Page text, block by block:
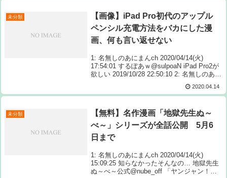
未分類
【画像】iPad Pro初代のアップル
ペンシル充電方法をバカにした漫
画、何も言い返せない
1: 名無しのあにまんch 2020/04/14(火)
17:54:01 するぽあｗ@sulpoaN iPad Pro2が
欲しい 2019/10/28 22:50:10 2: 名無しのあに
まんch 2020/04/14( Source: あ...
2020.04.14
未分類
【無料】名作漫画「地獄先生ぬ～
べ～」シリーズが全話公開 5月6
日まで
1: 名無しのあにまんch 2020/04/14(火)
15:09:25 知らなかったそんなの… 地獄先生
ぬ～べ～公式@nube_off 「ヤンジャン！」